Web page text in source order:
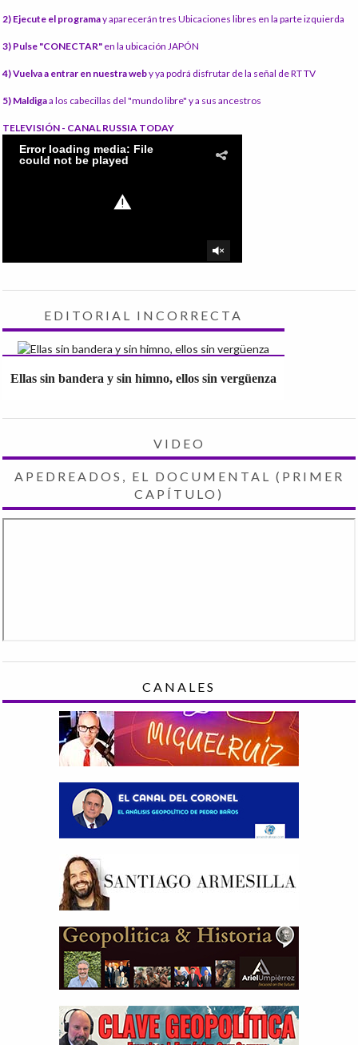
2) Ejecute el programay aparecerán tres Ubicaciones libres en la parte izquierda
3) Pulse "CONECTAR" en la ubicación JAPÓN
4) Vuelva a entrar en nuestra weby ya podrá disfrutar de la señal de RT TV
5) Maldigaa los cabecillas del "mundo libre" y a sus ancestros
TELEVISIÓN - CANAL RUSSIA TODAY
EDITORIAL INCORRECTA
Ellas sin bandera y sin himno, ellos sin vergüenza
VIDEO
APEDREADOS, EL DOCUMENTAL (PRIMER
CAPÍTULO)
CANALES